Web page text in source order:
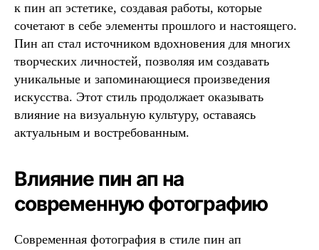
к пин ап эстетике, создавая работы, которые
сочетают в себе элементы прошлого и настоящего.
Пин ап стал источником вдохновения для многих
творческих личностей, позволяя им создавать
уникальные и запоминающиеся произведения
искусства. Этот стиль продолжает оказывать
влияние на визуальную культуру, оставаясь
актуальным и востребованным.
Влияние пин ап на
современную фотографию
Современная фотография в стиле пин ап